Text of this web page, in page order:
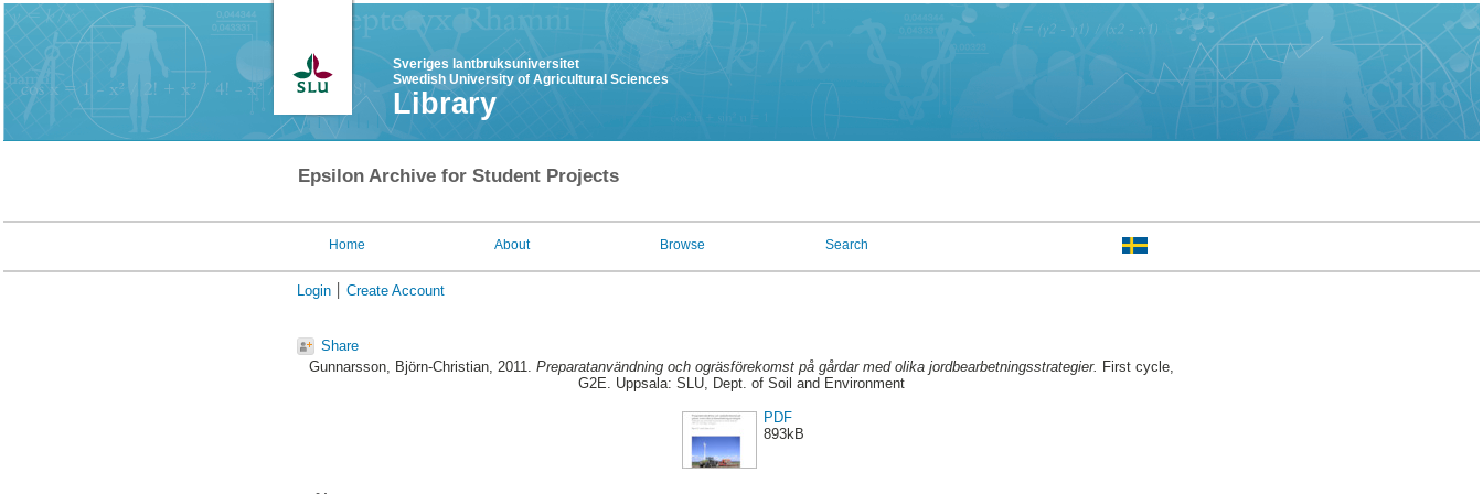
Sveriges lantbruksuniversitet
Swedish University of Agricultural Sciences
Library
Epsilon Archive for Student Projects
Home About Browse Search
Login Create Account
Share
Gunnarsson, Björn-Christian, 2011. Preparatanvändning och ogräsförekomst på gårdar med olika jordbearbetningsstrategier. First cycle,
G2E. Uppsala: SLU, Dept. of Soil and Environment
PDF
893kB